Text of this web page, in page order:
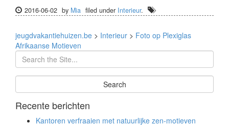
2016-06-02 by Mia filed under Interieur.
jeugdvakantiehuizen.be > Interieur > Foto op Plexiglas
Afrikaanse Motieven
Recente berichten
Kantoren verfraaien met natuurlijke zen-motieven